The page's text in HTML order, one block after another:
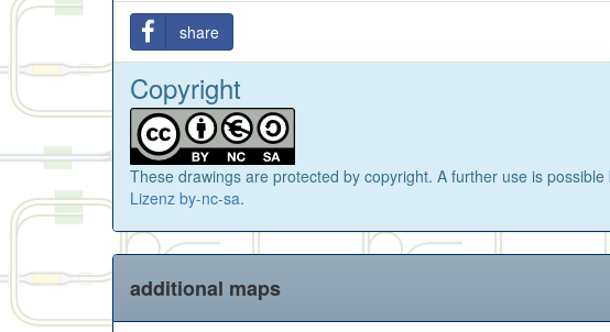
share
Copyright
These drawings are protected by copyright. A further use is
Lizenz by-nc-sa.
additional maps